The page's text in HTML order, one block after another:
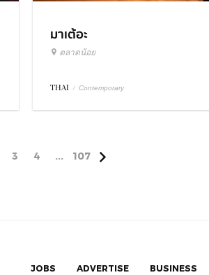
มาเต้อะ
ตลาดน้อย
THAI / Contemporary
3 4 ... 107
JOBS ADVERTISE BUSINESS